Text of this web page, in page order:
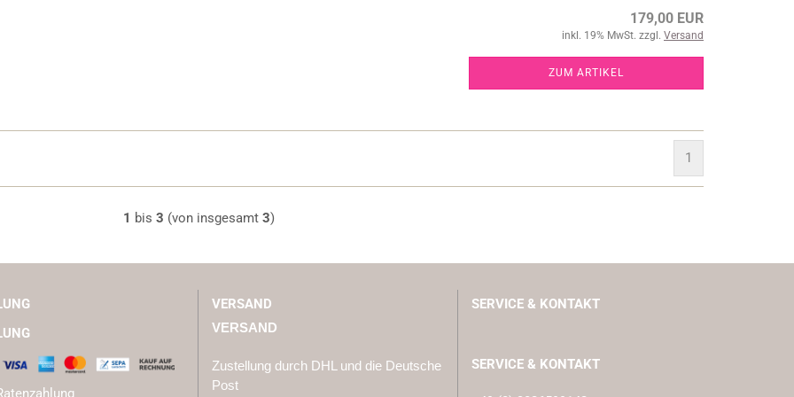
179,00 EUR
inkl. 19% MwSt. zzgl. Versand
ZUM ARTIKEL
1
1 bis 3 (von insgesamt 3)
VERSAND
VERSAND
Zustellung durch DHL und die Deutsche
Post
SERVICE & KONTAKT
SERVICE & KONTAKT